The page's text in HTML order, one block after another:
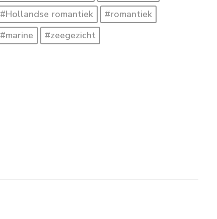
#Hollandse romantiek
#romantiek
#marine
#zeegezicht